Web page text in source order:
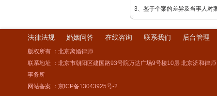
3、鉴于个案的差异及当事人对
法律法规 婚姻问答 在线咨询 联系我们 后台管理
版权所有 ：北京离婚律师
联系地址 ：北京市朝阳区建国路93号院万达广场9号楼10层 北京济和律师
事务所
网站备案 ： 京ICP备13043925号-2